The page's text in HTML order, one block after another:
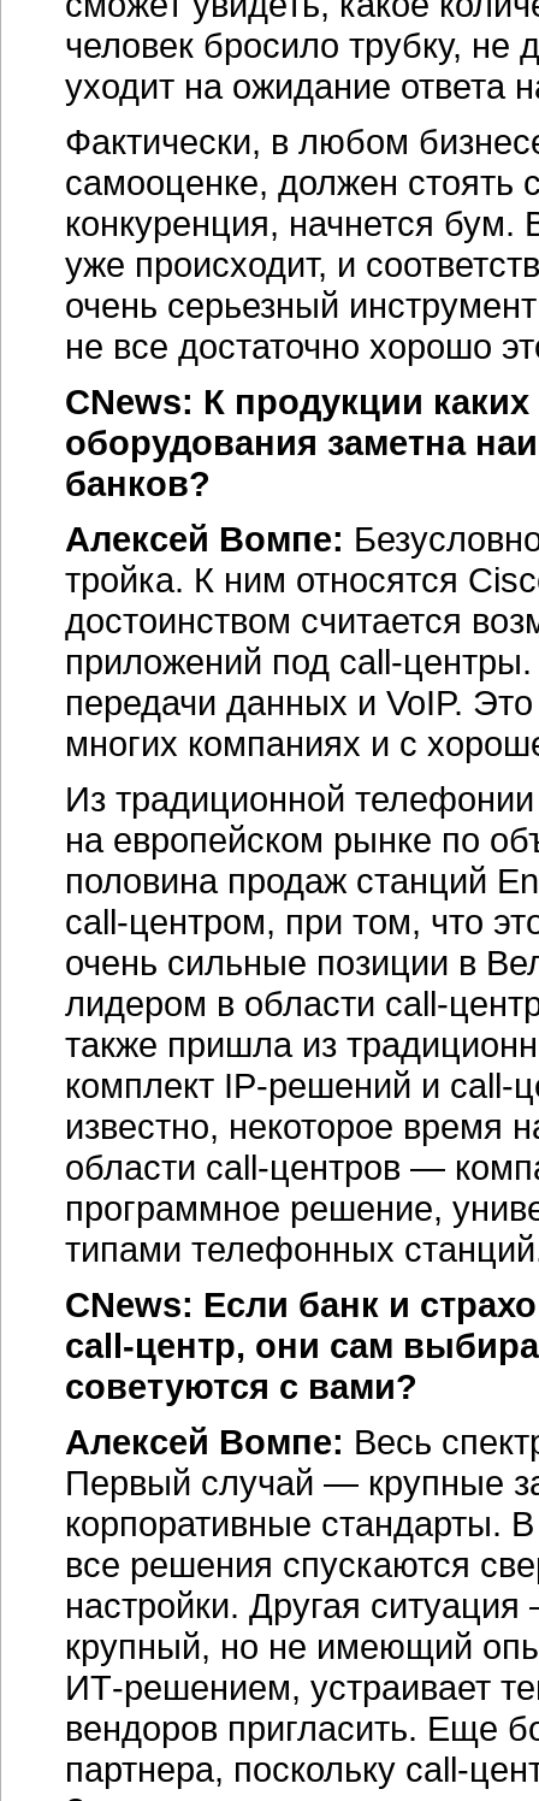
человек бросило трубку, не
уходит на ожидание ответа
Фактически, в любом
самооценке, должен стоять
конкуренция, начнется
уже происходит, и
очень серьезный
не все достаточно хорошо
CNews: К продукции
оборудования заметна
банков?
Алексей Вомпе:
тройка. К ним относятся
достоинством считается
приложений под call-центры.
передачи данных и VoIP.
многих компаниях и с
Из традиционной
на европейском рынке по
половина продаж станций
call-центром, при том, что
очень сильные позиции в
лидером в области call-
также пришла из
комплект IP-решений и call-
известно, некоторое время
области call-центров —
программное решение,
типами телефонных
CNews: Если банк и
call-центр, они сам
советуются с вами?
Алексей Вомпе: Весь
Первый случай — крупные
корпоративные стандарты.
все решения спускаются
настройки. Другая
крупный, но не имеющий
ИТ-решением, устраивает
вендоров пригласить. Еще
партнера, поскольку call-